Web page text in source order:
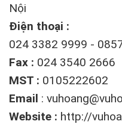
Nội
Điện thoại :
024 3382 9999 -
Fax : 024 3540 2666
MST : 0105222602
Email :
Website : http://